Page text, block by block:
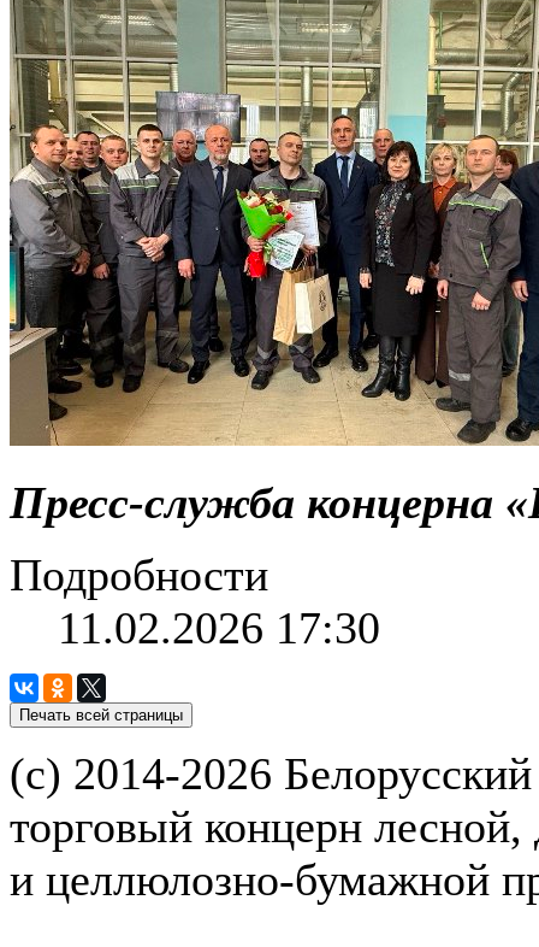
Пресс-служба концерна
Подробности
11.02.2026 17:30
(с) 2014-2026
торговый концерн
и целлюлозно-бумажной